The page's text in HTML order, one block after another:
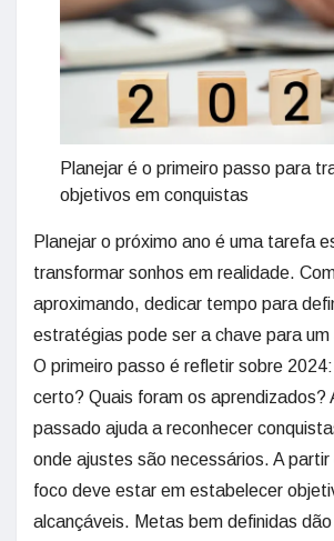
Planejar é o primeiro passo para
objetivos em conquistas
Planejar o próximo ano é uma tarefa
transformar sonhos em realidade.
aproximando, dedicar tempo para
estratégias pode ser a chave para um
O primeiro passo é refletir sobre
certo? Quais foram os aprendizados?
passado ajuda a reconhecer
onde ajustes são necessários. A
foco deve estar em estabelecer
alcançáveis. Metas bem definidas